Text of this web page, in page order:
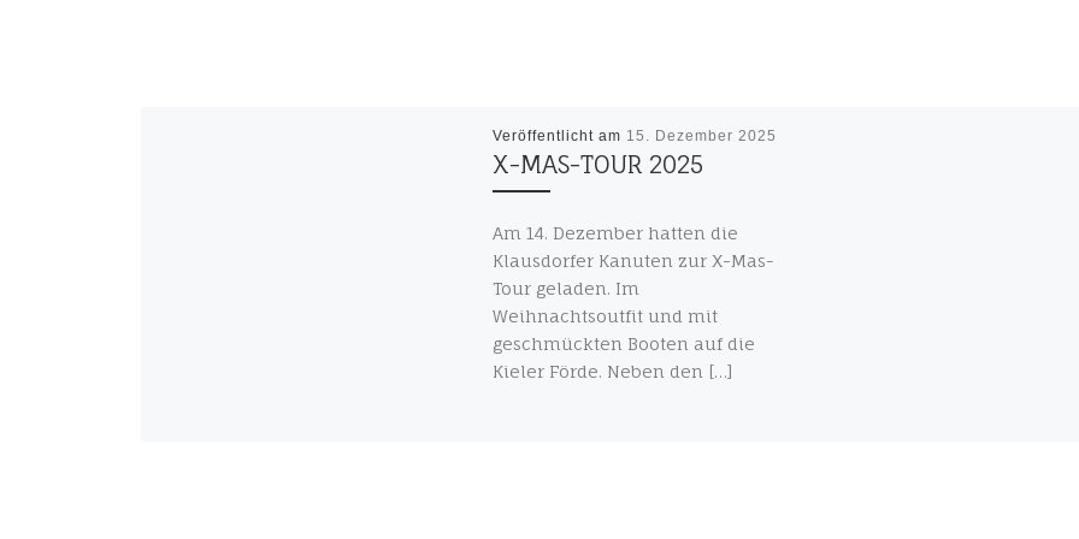
Veröffentlicht am 15. Dezember 2025
X-MAS-TOUR 2025
Am 14. Dezember hatten die
Klausdorfer Kanuten zur X-Mas-
Tour geladen. Im
Weihnachtsoutfit und mit
geschmückten Booten auf die
Kieler Förde. Neben den […]